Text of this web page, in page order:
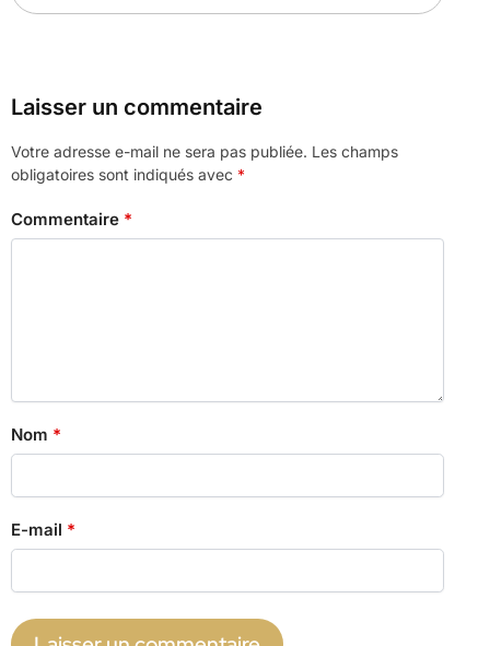
Laisser un commentaire
Votre adresse e-mail ne sera pas publiée. Les champs
obligatoires sont indiqués avec *
Commentaire *
Nom *
E-mail *